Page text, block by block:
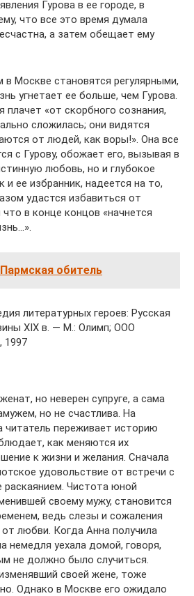
Гурова в ее городе, в
что все это время думала
а затем обещает ему
в Москве становятся регулярными,
угнетает ее больше, чем Гурова.
плачет «от скорбного сознания,
сложилась; они видятся
от людей, как воры!». Она все
с Гурову, обожает его, вызывая в
любовь, но и глубокое
и ее избранник, надеется на то,
удастся избавиться от
в конце концов «начнется
Пармская обитель
литературных героев: Русская
XIX в. — М.: Олимп; ООО
1997
но неверен супруге, а сама
но не счастлива. На
читатель переживает историю
как меняются их
к жизни и желания. Сначала
удовольствие от встречи с
раскаянием. Чистота юной
своему мужу, становится
ведь слезы и сожаления
любви. Когда Анна получила
немедля уехала домой, говоря,
не должно было случиться.
своей жене, тоже
Однако в Москве его ожидало